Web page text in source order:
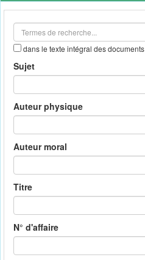
outils
dans le texte intégral des documents
Sujet
Auteur physique
Auteur moral
Titre
N° d'affaire